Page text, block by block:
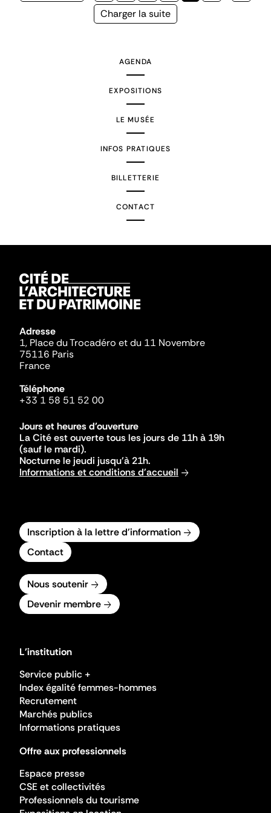
Page
Charger la suite
AGENDA
EXPOSITIONS
LE MUSÉE
INFOS PRATIQUES
BILLETTERIE
CONTACT
Adresse
1, Place du Trocadéro et du 11 Novembre
75116 Paris
France
Téléphone
+33 1 58 51 52 00
Jours et heures d'ouverture
La Cité est ouverte tous les jours de 11h à 19h
(sauf le mardi).
Nocturne le jeudi jusqu'à 21h.
Informations et conditions d'accueil
Inscription à la lettre d'information
Contact
Nous soutenir
Devenir membre
L'institution
Service public +
Index égalité femmes-hommes
Recrutement
Marchés publics
Informations pratiques
Offre aux professionnels
Espace presse
CSE et collectivités
Professionnels du tourisme